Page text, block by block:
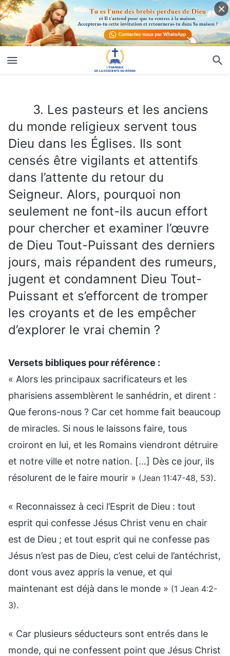
3. Les pasteurs et les anciens
du monde religieux servent tous
Dieu dans les Églises. Ils sont
censés être vigilants et attentifs
dans l’attente du retour du
Seigneur. Alors, pourquoi non
seulement ne font-ils aucun effort
pour chercher et examiner l’œuvre
de Dieu Tout-Puissant des derniers
jours, mais répandent des rumeurs,
jugent et condamnent Dieu Tout-
Puissant et s’efforcent de tromper
les croyants et de les empêcher
d’explorer le vrai chemin ?
Versets bibliques pour référence :
« Alors les principaux sacrificateurs et les
pharisiens assemblèrent le sanhédrin, et dirent :
Que ferons-nous ? Car cet homme fait beaucoup
de miracles. Si nous le laissons faire, tous
croiront en lui, et les Romains viendront détruire
et notre ville et notre nation. […] Dès ce jour, ils
résolurent de le faire mourir » (Jean 11:47-48, 53).
« Reconnaissez à ceci l’Esprit de Dieu : tout
esprit qui confesse Jésus Christ venu en chair
est de Dieu ; et tout esprit qui ne confesse pas
Jésus n’est pas de Dieu, c’est celui de l’antéchrist,
dont vous avez appris la venue, et qui
maintenant est déjà dans le monde » (1 Jean 4:2-
3).
« Car plusieurs séducteurs sont entrés dans le
monde, qui ne confessent point que Jésus Christ